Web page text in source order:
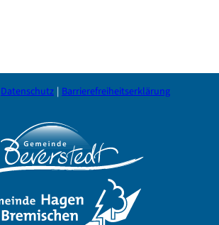
Datenschutz Barrierefreiheitserklärung